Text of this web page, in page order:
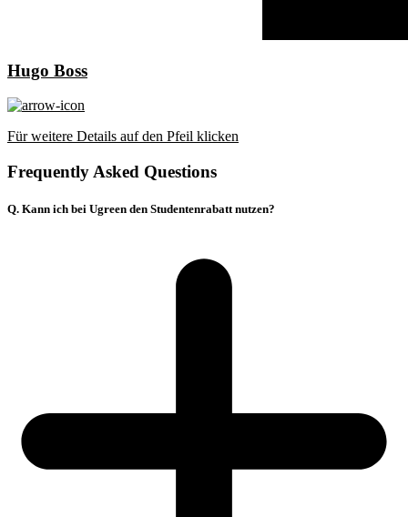
Hugo Boss
Für weitere Details auf den Pfeil klicken
Frequently Asked Questions
Q. Kann ich bei Ugreen den Studentenrabatt nutzen?